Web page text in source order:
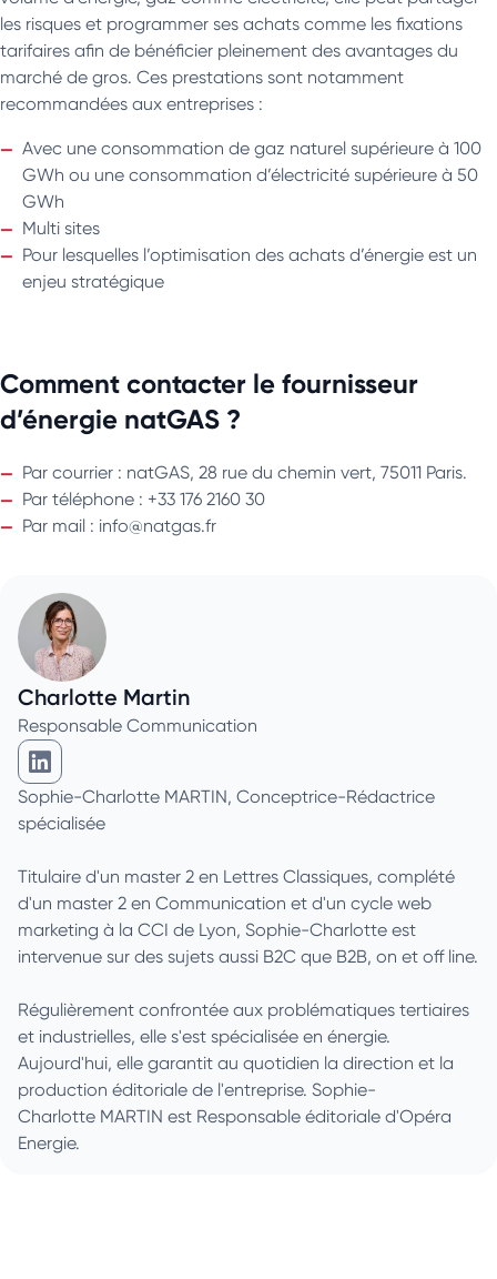
les risques et programmer ses achats comme les fixations
tarifaires afin de bénéficier pleinement des avantages du
marché de gros. Ces prestations sont notamment
recommandées aux entreprises :
Avec une consommation de gaz naturel supérieure à 100
GWh ou une consommation d’électricité supérieure à 50
GWh
Multi sites
Pour lesquelles l’optimisation des achats d’énergie est un
enjeu stratégique
Comment contacter le fournisseur
d’énergie natGAS ?
Par courrier : natGAS, 28 rue du chemin vert, 75011 Paris.
Par téléphone : +33 176 2160 30
Par mail : info@natgas.fr
Charlotte Martin
Responsable Communication
Charlotte Martin sur Linkedin
Sophie-Charlotte MARTIN, Conceptrice-Rédactrice
spécialisée
Titulaire d'un master 2 en Lettres Classiques, complété
d'un master 2 en Communication et d'un cycle web
marketing à la CCI de Lyon, Sophie-Charlotte est
intervenue sur des sujets aussi B2C que B2B, on et off line.
Régulièrement confrontée aux problématiques tertiaires
et industrielles, elle s'est spécialisée en énergie.
Aujourd'hui, elle garantit au quotidien la direction et la
production éditoriale de l'entreprise. Sophie-
Charlotte MARTIN est Responsable éditoriale d'Opéra
Energie.